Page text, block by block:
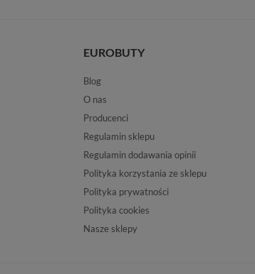
EUROBUTY
Blog
O nas
Producenci
Regulamin sklepu
Regulamin dodawania opinii
Polityka korzystania ze sklepu
Polityka prywatności
Polityka cookies
Nasze sklepy